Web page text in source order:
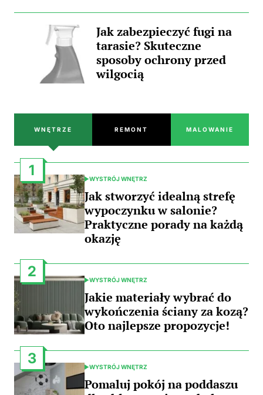
Jak zabezpieczyć fugi na
tarasie? Skuteczne
sposoby ochrony przed
wilgocią
WNĘTRZE REMONT MALOWANIE
1
POSTED
IN
WYSTRÓJ WNĘTRZ
Jak stworzyć idealną strefę
wypoczynku w salonie?
Praktyczne porady na każdą
okazję
2
POSTED
IN
WYSTRÓJ WNĘTRZ
Jakie materiały wybrać do
wykończenia ściany za kozą?
Oto najlepsze propozycje!
3
POSTED
IN
WYSTRÓJ WNĘTRZ
Pomaluj pokój na poddaszu